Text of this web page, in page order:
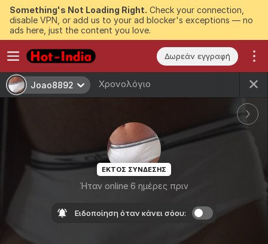
Something's Not Loading Right. Check your connection,
disable VPN, or add us to your ad blocker's exceptions — no
ads here, just the content you love.
Δωρεάν εγγραφή
Joao8892 Χρονολόγιο
ΕΚΤΟΣ ΣΥΝΔΕΣΗΣ
Ήταν online 6 ημέρες πριν
Ειδοποίηση όταν κάνει σόου: